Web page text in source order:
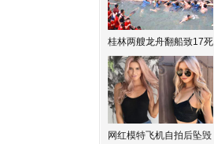
桂林两艘龙舟翻船致17死
网红模特飞机自拍后坠毁